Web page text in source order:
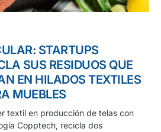
STARTUPS
SUS RESIDUOS QUE
EN HILADOS TEXTILES
MUEBLES
textil en producción de telas con
Copptech, recicla dos